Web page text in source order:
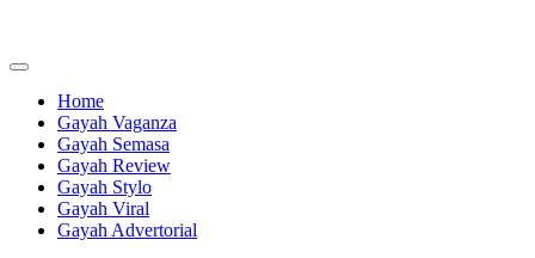
content
Home
Gayah Vaganza
Gayah Semasa
Gayah Review
Gayah Stylo
Gayah Viral
Gayah Advertorial